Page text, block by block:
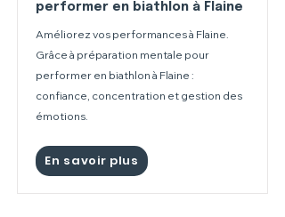
performer en biathlon à Flaine
Améliorez vos performances à Flaine.
Grâce à préparation mentale pour
performer en biathlon à Flaine :
confiance, concentration et gestion des
émotions.
En savoir plus